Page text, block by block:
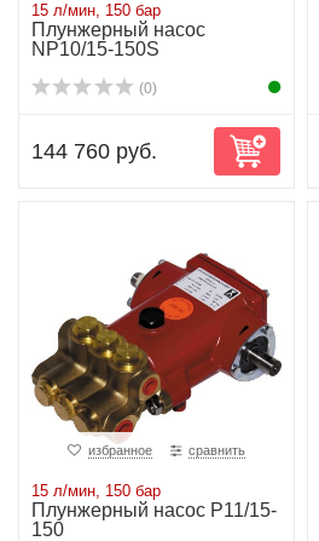
15 л/мин, 150 бар
Плунжерный насос
NP10/15-150S
(0)
144 760 руб.
избранное сравнить
15 л/мин, 150 бар
Плунжерный насос P11/15-
150